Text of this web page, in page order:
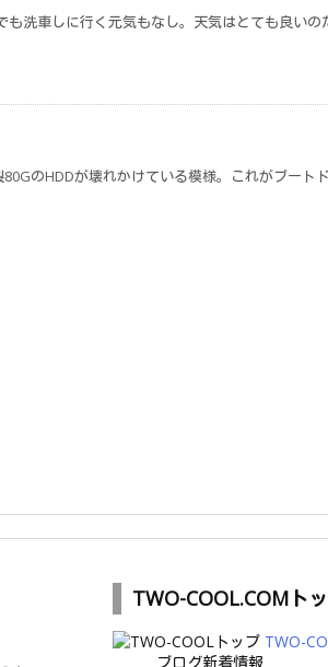
も洗車しに行く元気もなし。天気はとても良いの
のHDDが壊れかけている模様。これがブート
TWO-COOL.COMト
TWO-
ブログ新着情報